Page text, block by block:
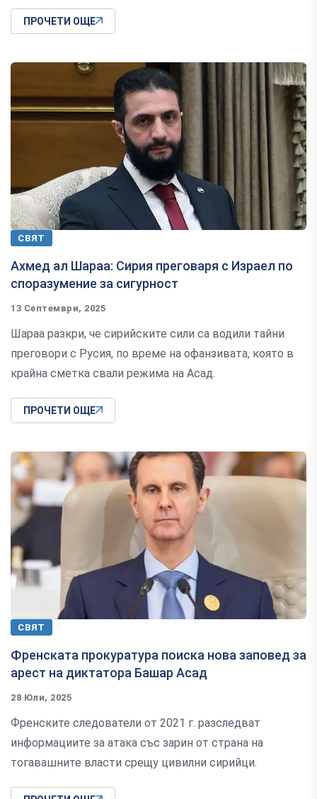
ПРОЧЕТИ ОЩЕ
СВЯТ
Ахмед ал Шараа: Сирия преговаря с Израел по
споразумение за сигурност
13 Септември, 2025
Шараа разкри, че сирийските сили са водили тайни
преговори с Русия, по време на офанзивата, която в
крайна сметка свали режима на Асад.
ПРОЧЕТИ ОЩЕ
СВЯТ
Френската прокуратура поиска нова заповед за
арест на диктатора Башар Асад
28 Юли, 2025
Френските следователи от 2021 г. разследват
информациите за атака със зарин от страна на
тогавашните власти срещу цивилни сирийци.